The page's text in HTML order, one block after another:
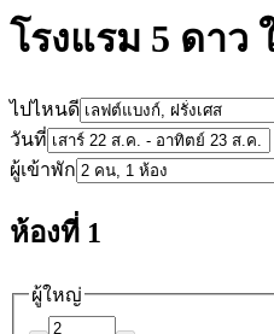
โรงแรม 5 ดาว
ไปไหนดี
วันที่
ผู้เข้าพัก
ห้องที่ 1
ผู้ใหญ่